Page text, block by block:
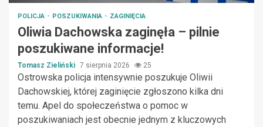
POLICJA POSZUKIWANIA ZAGINIĘCIA
Oliwia Dachowska zaginęła – pilnie
poszukiwane informacje!
Tomasz Zieliński 7 sierpnia 2026 25
Ostrowska policja intensywnie poszukuje Oliwii
Dachowskiej, której zaginięcie zgłoszono kilka dni
temu. Apel do społeczeństwa o pomoc w
poszukiwaniach jest obecnie jednym z kluczowych